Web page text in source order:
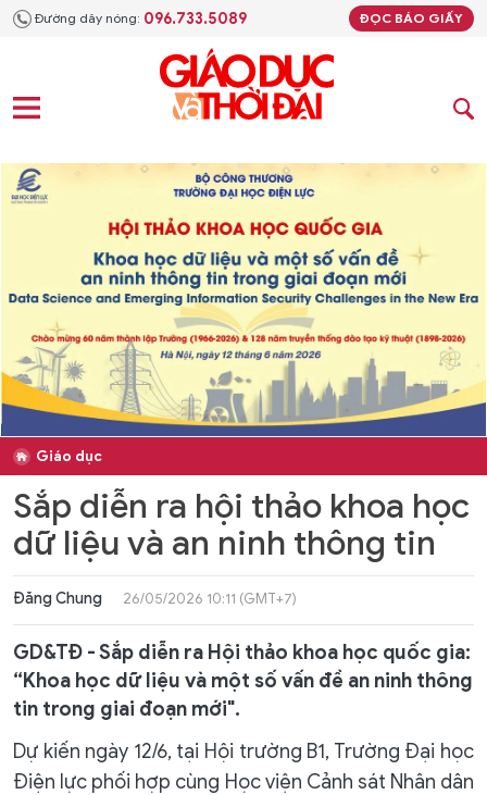
Đường dây nóng: 096.733.5089 ĐỌC BÁO GIẤY
Giáo dục
Sắp diễn ra hội thảo khoa học
dữ liệu và an ninh thông tin
Đăng Chung 26/05/2026 10:11 (GMT+7)
GD&TĐ - Sắp diễn ra Hội thảo khoa học quốc gia:
“Khoa học dữ liệu và một số vấn đề an ninh thông
tin trong giai đoạn mới".
Dự kiến ngày 12/6, tại Hội trường B1, Trường Đại học
Điện lực phối hợp cùng Học viện Cảnh sát Nhân dân